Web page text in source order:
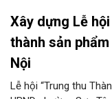
Xây dựng Lễ
thành sản
Nội
Lễ hội “Trung thu